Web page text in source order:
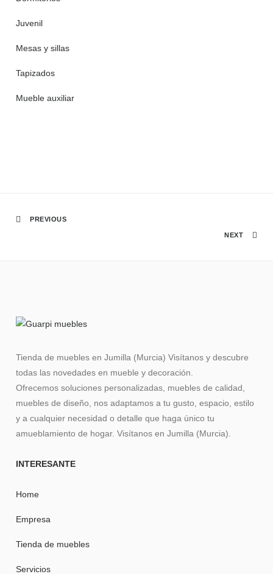
Juvenil
Mesas y sillas
Tapizados
Mueble auxiliar
PREVIOUS
NEXT
Tienda de muebles en Jumilla (Murcia) Visítanos y descubre
todas las novedades en mueble y decoración.
Ofrecemos soluciones personalizadas, muebles de calidad,
muebles de diseño, nos adaptamos a tu gusto, espacio, estilo
y a cualquier necesidad o detalle que haga único tu
amueblamiento de hogar. Visítanos en Jumilla (Murcia).
INTERESANTE
Home
Empresa
Tienda de muebles
Servicios